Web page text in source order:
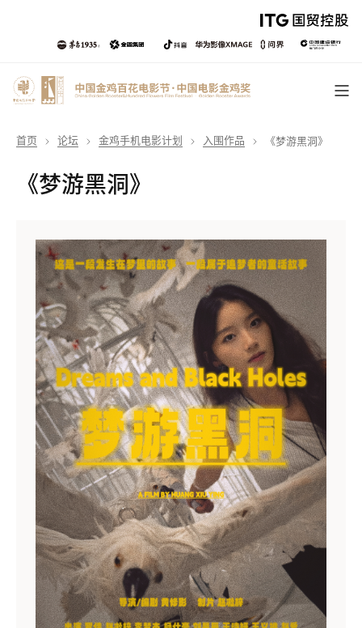
首页 论坛 金鸡手机电影计划 入围作品 《梦游黑洞》
《梦游黑洞》